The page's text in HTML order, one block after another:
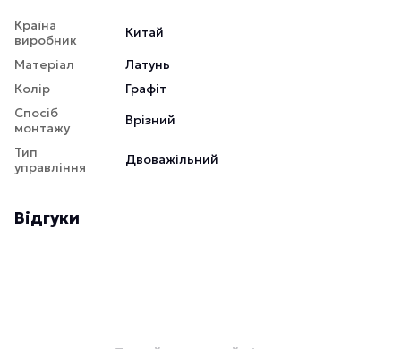
Країна
виробник
Китай
Матеріал
Латунь
Колір
Графіт
Спосіб
монтажу
Врізний
Тип
управління
Двоважільний
Відгуки